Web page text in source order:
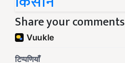
Share your comments